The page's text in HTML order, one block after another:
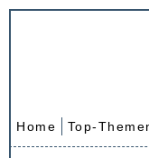
Home Top-